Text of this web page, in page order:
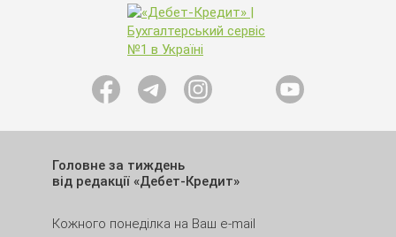
Головне за тиждень
від редакції «Дебет-Кредит»
Кожного понеділка на Ваш e-mail